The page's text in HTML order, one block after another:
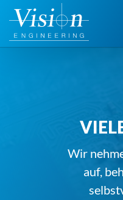
Zum
Inhalt
springen
Wir
auf,